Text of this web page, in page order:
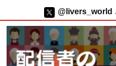
@livers_world